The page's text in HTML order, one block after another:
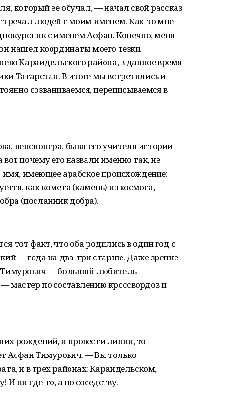
который ее обучал, — начал свой рассказ
людей с моим именем. Как-то мне
с именем Асфан. Конечно, меня
нашел координаты моего тезки.
Караидельского района, в данное время
Татарстан. В итоге мы встретились и
созваниваемся, переписываемся в
пенсионера, бывшего учителя истории
почему его назвали именно так, не
имя, имеющее арабское происхождение:
как комета (камень) из космоса,
(посланник добра).
тот факт, что оба родились в один год с
— года на два-три старше. Даже зрение
Тимурович — большой любитель
мастер по составлению кроссвордов и
рождений, и провести линии, то
Асфан Тимурович. — Вы только
и в трех районах: Караидельском,
ни где-то, а по соседству.